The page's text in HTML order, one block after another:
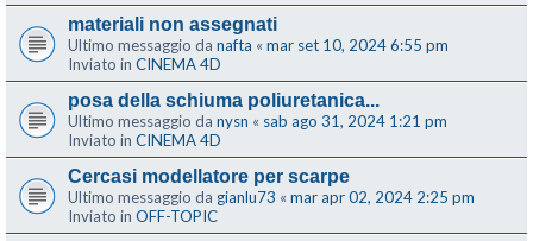
materiali non assegnati
Ultimo messaggio da nafta « mar set 10, 2024 6:55 pm
Inviato in CINEMA 4D
posa della schiuma poliuretanica...
Ultimo messaggio da nysn « sab ago 31, 2024 1:21 pm
Inviato in CINEMA 4D
Cercasi modellatore per scarpe
Ultimo messaggio da gianlu73 « mar apr 02, 2024 2:25 pm
Inviato in OFF-TOPIC